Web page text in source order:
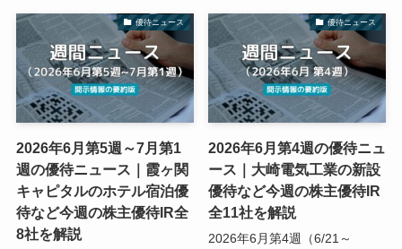
優待ニュース
2026年6月第5週～7月第1
週の優待ニュース｜霞ヶ関
キャピタルのホテル宿泊優
待など今週の株主優待IR全
8社を解説
優待ニュース
2026年6月第4週の優待ニュ
ース｜大崎電気工業の新設
優待など今週の株主優待IR
全11社を解説
2026年6月第4週（6/21～